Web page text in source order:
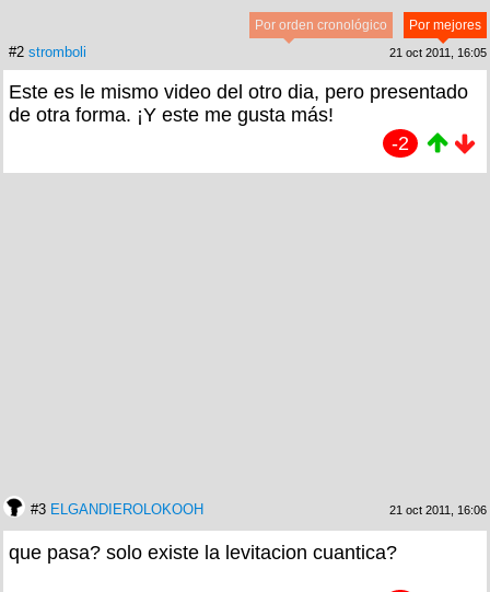
Por mejores
Por orden cronológico
#2 stromboli 21 oct 2011, 16:05
Este es le mismo video del otro dia, pero presentado
de otra forma. ¡Y este me gusta más!
-2
#3 ELGANDIEROLOKOOH 21 oct 2011, 16:06
que pasa? solo existe la levitacion cuantica?